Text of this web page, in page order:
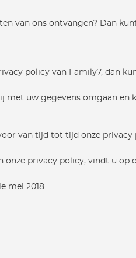
van ons ontvangen? Dan
policy van Family7, dan
met uw gegevens omgaan
van tijd tot tijd onze privacy
onze privacy policy, vindt u
mei 2018.